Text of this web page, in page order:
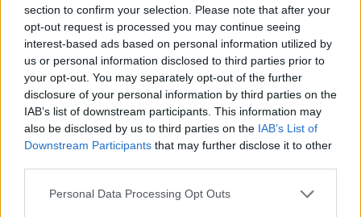
section to confirm your selection. Please note that after your
opt-out request is processed you may continue seeing
interest-based ads based on personal information utilized by
us or personal information disclosed to third parties prior to
your opt-out. You may separately opt-out of the further
disclosure of your personal information by third parties on the
IAB’s list of downstream participants. This information may
also be disclosed by us to third parties on the IAB’s List of
Downstream Participants that may further disclose it to other
Personal Data Processing Opt Outs
27.01.2026